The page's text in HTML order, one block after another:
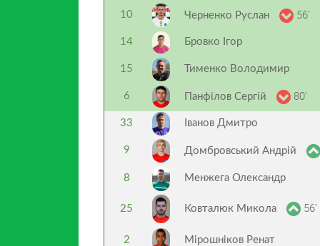
10 Черненко Руслан 56’
14 Бровко Ігор
15 Тименко Володимир
6 Панфілов Сергій 80’
33 Іванов Дмитро
9 Домбровський Андрій
8 Менжега Олександр
25 Ковталюк Микола 56’
2 Мірошніков Ренат